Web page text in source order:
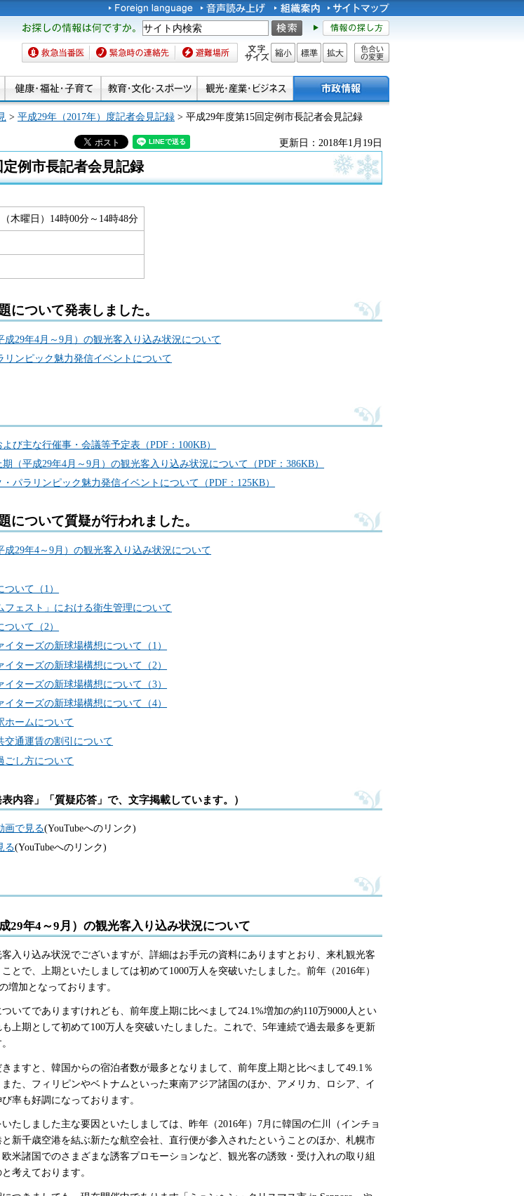
お探しの情報は何です
か。
救急当番医 緊急時の連絡先 避難場所 文字サイズ
縮小 標準 拡大
色合い
> 平成29年（2017年）度記者会見記録 > 平成29年度第15回定例市長記者会見記録
更新日：2018年1月19日
例市長記者会見記録
木曜日）14時00分～14時48分
について発表しました。
成29年4月～9月）の観光客入り込み状況について
リンピック魅力発信イベントについて
び主な行催事・会議等予定表（PDF：100KB）
（平成29年4月～9月）の観光客入り込み状況について（PDF：386KB）
パラリンピック魅力発信イベントについて（PDF：125KB）
について質疑が行われました。
成29年4～9月）の観光客入り込み状況について
いて（1）
フェスト」における衛生管理について
いて（2）
ターズの新球場構想について（1）
ターズの新球場構想について（2）
ターズの新球場構想について（3）
ターズの新球場構想について（4）
ホームについて
交通運賃の割引について
ごし方について
表内容」「質疑応答」で、文字掲載しています。）
画で見る(YouTubeへのリンク)
る(YouTubeへのリンク)
29年4～9月）の観光客入り込み状況について
入り込み状況でございますが、詳細はお手元の資料にありますとおり、来札観光客
とで、上期といたしましては初めて1000万人を突破いたしました。前年（2016年）
増加となっております。
いてでありますけれども、前年度上期に比べまして24.1%増加の約110万9000人とい
上期として初めて100万人を突破いたしました。これで、5年連続で過去最多を更新
ますと、韓国からの宿泊者数が最多となりまして、前年度上期と比べまして49.1％
た、フィリピンやベトナムといった東南アジア諸国のほか、アメリカ、ロシア、イ
率も好調になっております。
たしました主な要因といたしましては、昨年（2016年）7月に韓国の仁川（インチョ
新千歳空港を結ぶ新たな航空会社、直行便が参入されたということのほか、札幌市
米諸国でのさまざまな誘客プロモーションなど、観光客の誘致・受け入れの取り組
考えております。